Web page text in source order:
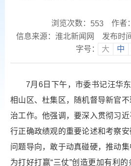
浏览次数： 553
作者
信息来源：淮北新闻网
发布时
字号：
大 中
7月6日下午，市委书记汪华
相山区、杜集区，随机督导新官
治工作。他强调，要深入贯彻习
行正确政绩观的重要论述和考察
问题导向，敢于动真碰硬，推动集
为打好打赢“三仗”创造更加有利